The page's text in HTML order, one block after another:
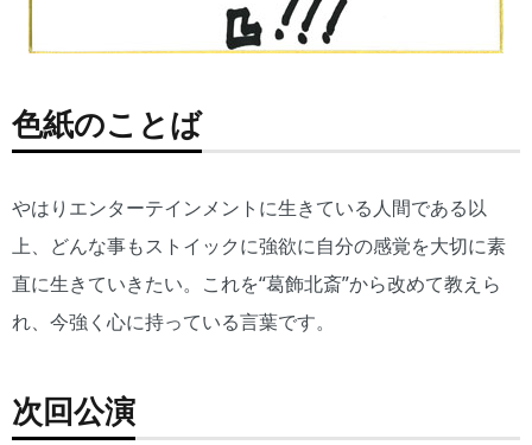
色紙のことば
やはりエンターテインメントに生きている人間である以
上、どんな事もストイックに強欲に自分の感覚を大切に素
直に生きていきたい。これを“葛飾北斎”から改めて教えら
れ、今強く心に持っている言葉です。
次回公演